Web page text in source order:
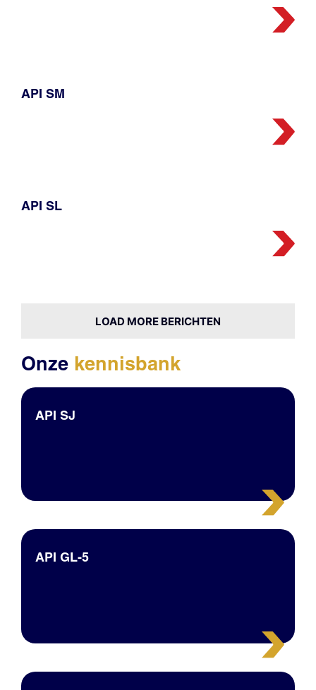
API SM
API SL
LOAD MORE BERICHTEN
Onze kennisbank
API SJ
API GL-5